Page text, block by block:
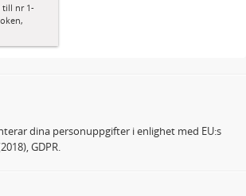
till nr 1-
dina personuppgifter i enlighet med EU:s
GDPR.